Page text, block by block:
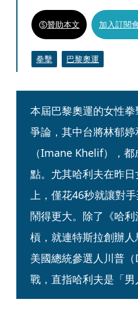
贊助本文 加入訂閱
拳擊 巴黎奧運
本屆巴黎奧運的女性
爭論，其中台將林郁
（Imane Khelif），
點。尤其哈利夫在昨
上，僅花46秒就讓對
鬧得更大。除了《哈
槓，就連特斯拉創辦
美國總統參選人川普
戰，直指哈利夫是「男